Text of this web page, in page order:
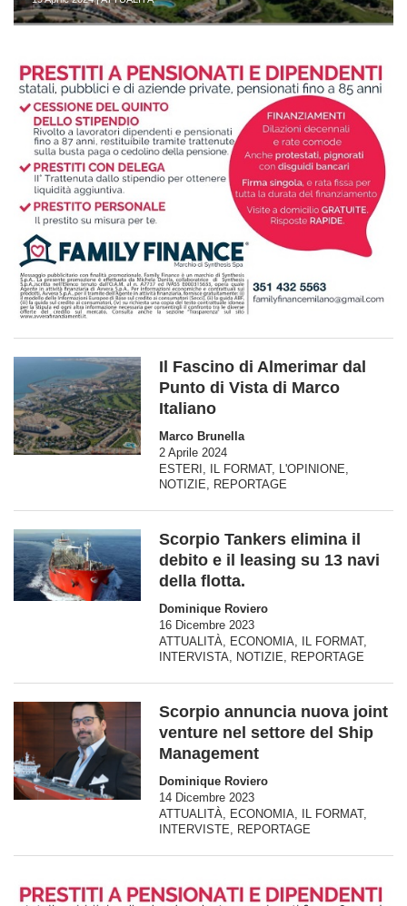
Il Fascino di Almerimar dal
Punto di Vista di Marco
Italiano
Marco Brunella
2 Aprile 2024
ESTERI , IL FORMAT, L'OPINIONE,
NOTIZIE, REPORTAGE
Scorpio Tankers elimina il
debito e il leasing su 13 navi
della flotta.
Dominique Roviero
16 Dicembre 2023
ATTUALITÀ, ECONOMIA, IL FORMAT,
INTERVISTA, NOTIZIE, REPORTAGE
Scorpio annuncia nuova joint
venture nel settore del Ship
Management
Dominique Roviero
14 Dicembre 2023
ATTUALITÀ, ECONOMIA, IL FORMAT,
INTERVISTE, REPORTAGE